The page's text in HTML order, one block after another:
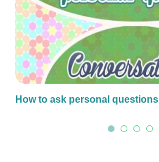
How to ask personal questions